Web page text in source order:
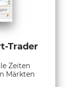
Trader
Zeiten
Märkten